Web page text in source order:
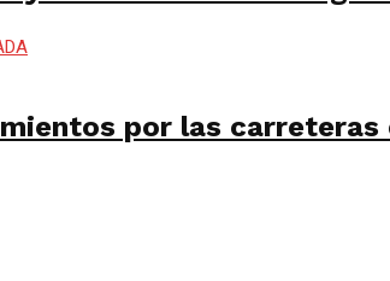
por las